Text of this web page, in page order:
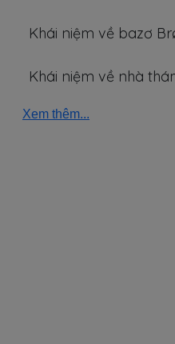
Khái niệm về bazơ
Khái niệm về nhà
Xem thêm...